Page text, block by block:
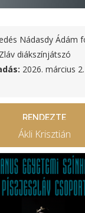
Nádasdy Ádám
diákszínjátszó
2026. március 2.
RENDEZTE
Ákli Krisztián